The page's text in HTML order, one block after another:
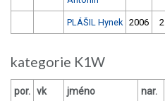
PLÁŠIL Hynek 2006 2
kategorie K1W
por. vk jméno nar.